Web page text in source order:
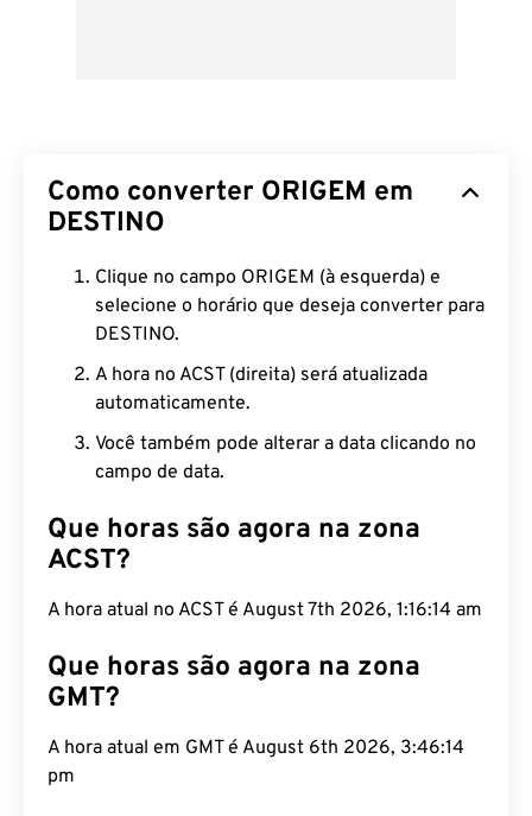
Como converter ORIGEM em
DESTINO
Clique no campo ORIGEM (à esquerda) e
selecione o horário que deseja converter para
DESTINO.
A hora no ACST (direita) será atualizada
automaticamente.
Você também pode alterar a data clicando no
campo de data.
Que horas são agora na zona
ACST?
A hora atual no ACST é August 7th 2026, 1:16:15 am
Que horas são agora na zona
GMT?
A hora atual em GMT é August 6th 2026, 3:46:15
pm